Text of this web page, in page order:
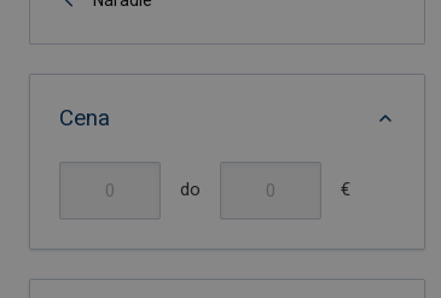
Cena
do €